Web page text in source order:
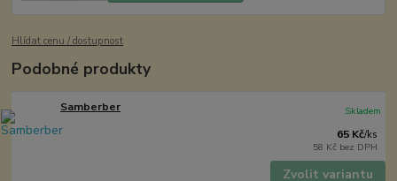
Hlídat cenu / dostupnost
Podobné produkty
Samberber
65 Kč/ks
58 Kč bez DPH
Skladem
Zvolit variantu